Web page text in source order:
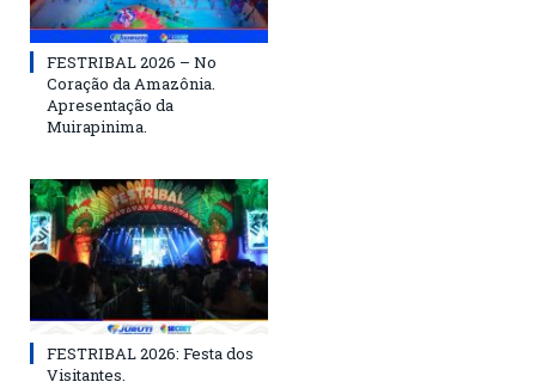
FESTRIBAL 2026 – No
Coração da Amazônia.
Apresentação da
Muirapinima.
FESTRIBAL 2026: Festa dos
Visitantes.